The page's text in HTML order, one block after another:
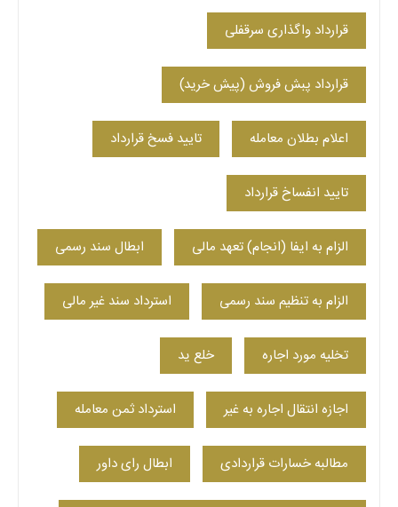
قرارداد واگذاری سرقفلی
قرارداد پبش فروش (پیش خرید)
اعلام بطلان معامله تایید فسخ قرارداد
تایید انفساخ قرارداد
الزام به ایفا (انجام) تعهد مالی ابطال سند رسمی
الزام به تنظیم سند رسمی استرداد سند غیر مالی
تخلیه مورد اجاره خلع ید
اجازه انتقال اجاره به غیر استرداد ثمن معامله
مطالبه خسارات قراردادی ابطال رای داور